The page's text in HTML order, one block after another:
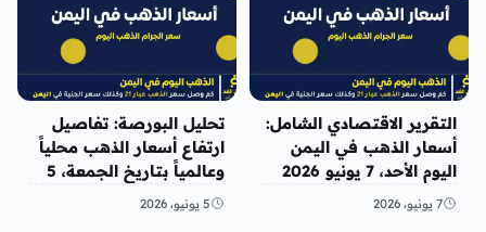
التقرير الاقتصادي الشامل:
أسعار الذهب في اليمن
اليوم الأحد، 7 يونيو 2026
وتأثير انخفاض الأونصة
7 يونيو، 2026
تحليل البورصة: تفاصيل
ارتفاع أسعار الذهب محلياً
وعالمياً بتاريخ الجمعة، 5
يونيو 2026
5 يونيو، 2026